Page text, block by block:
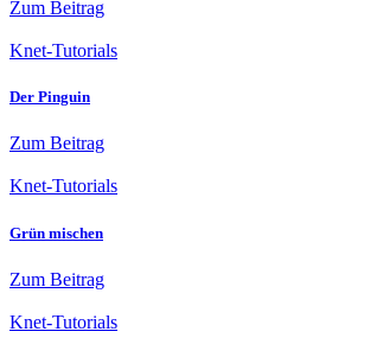
Zum Beitrag
Knet-Tutorials
Der Pinguin
Zum Beitrag
Knet-Tutorials
Grün mischen
Zum Beitrag
Knet-Tutorials